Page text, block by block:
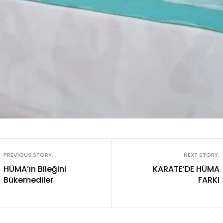
PREVIOUS STORY:
HÜMA’ın Bileğini
Bükemediler
NEXT STORY:
KARATE’DE HÜMA
FARKI